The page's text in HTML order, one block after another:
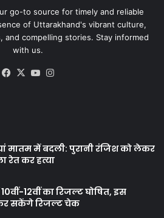
go-to source for timely and reliable
of Uttarakhand's vibrant culture,
and compelling stories. Stay informed
with us.
Facebook
X YouTube
मातम में बदली: पुरानी रंजिश को लेकर
रेत कर हत्या
12वीं का रिजल्ट घोषित, इस
सकेंगे रिजल्ट चेक